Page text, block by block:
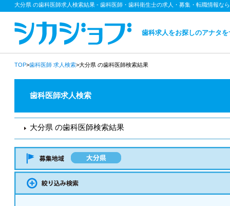
大分県 の歯科医師求人検索結果 - 歯科医師・歯科衛生士の求人・募集・転職情報な
歯科求人をお探しのアナタ
TOP>歯科医師求人検索>大分県 の歯科医師検索結果
歯科医師求人検索
大分県 の歯科医師検索結果